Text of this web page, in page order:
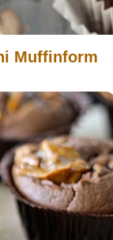
Muffinform